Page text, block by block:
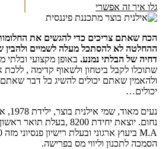
גלו איך זה אפשרי
הכח שאתם צריכים כדי להגשים את
ההחלטה לא להסתכל מעלה לשמיים ולהבין
דחיה של הבלתי נמנע. באופן מקצועי
שתוכלו לקבל ביטחון ולשאוף קדימה ,
ולהאמין שאתם יכולים להשיג כל דבר
יכולים…
נעים
הסמכה לתכנון וליווי מס בפרישה.